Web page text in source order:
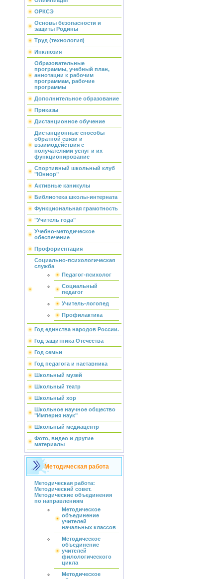
ОРКСЭ
Основы безопасности и
защиты Родины
Труд (технология)
Инклюзия
Образовательные
программы, учебный план,
аннотации к рабочим
программам, рабочие
программы
Дополнительное образование
Приказы
Дистанционное обучение
Дистанционные способы
обратной связи и
взаимодействия с
получателями услуг и их
функционирование
Спортивный школьный клуб
"Юниор"
Активные каникулы
Библиотека школы-интерната
Функциональная грамотность
"Учитель года"
Учебно-методическое
обеспечение
Профориентация
Социально-психологическая
служба
Педагог-психолог
Социальный
педагог
Учитель-логопед
Профилактика
Год единства народов России.
Год защитника Отечества
Год семьи
Год педагога и наставника
Школьный музей
Школьный театр
Школьный хор
Школьное научное общество
"Империя наук"
Школьный медиацентр
Фото, видео и другие
материалы
Методическая работа
Методическая работа:
Методический совет.
Методические объединения
по направлениям
Методическое
объединение
учителей
начальных классов
Методическое
объединение
учителей
филологического
цикла
Методическое